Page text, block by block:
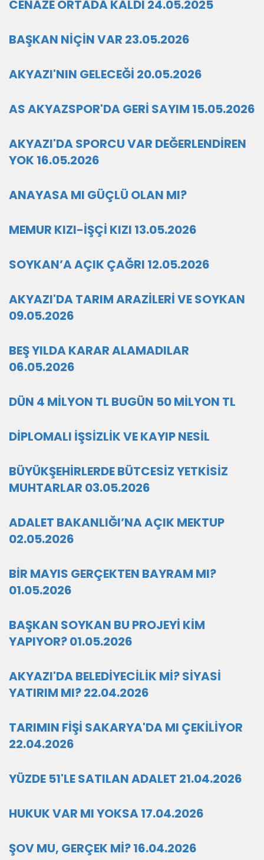
CENAZE ORTADA KALDI 24.05.2025
BAŞKAN NİÇİN VAR 23.05.2026
AKYAZI'NIN GELECEĞİ 20.05.2026
AS AKYAZSPOR'DA GERİ SAYIM 15.05.2026
AKYAZI'DA SPORCU VAR DEĞERLENDİREN
YOK 16.05.2026
ANAYASA MI GÜÇLÜ OLAN MI?
MEMUR KIZI-İŞÇİ KIZI 13.05.2026
SOYKAN’A AÇIK ÇAĞRI 12.05.2026
AKYAZI'DA TARIM ARAZİLERİ VE SOYKAN
09.05.2026
BEŞ YILDA KARAR ALAMADILAR
06.05.2026
DÜN 4 MİLYON TL BUGÜN 50 MİLYON TL
DİPLOMALI İŞSİZLİK VE KAYIP NESİL
BÜYÜKŞEHİRLERDE BÜTCESİZ YETKİSİZ
MUHTARLAR 03.05.2026
ADALET BAKANLIĞI’NA AÇIK MEKTUP
02.05.2026
BİR MAYIS GERÇEKTEN BAYRAM MI?
01.05.2026
BAŞKAN SOYKAN BU PROJEYİ KİM
YAPIYOR? 01.05.2026
AKYAZI'DA BELEDİYECİLİK Mİ? SİYASİ
YATIRIM MI? 22.04.2026
TARIMIN FİŞİ SAKARYA'DA MI ÇEKİLİYOR
22.04.2026
YÜZDE 51'LE SATILAN ADALET 21.04.2026
HUKUK VAR MI YOKSA 17.04.2026
ŞOV MU, GERÇEK Mİ? 16.04.2026